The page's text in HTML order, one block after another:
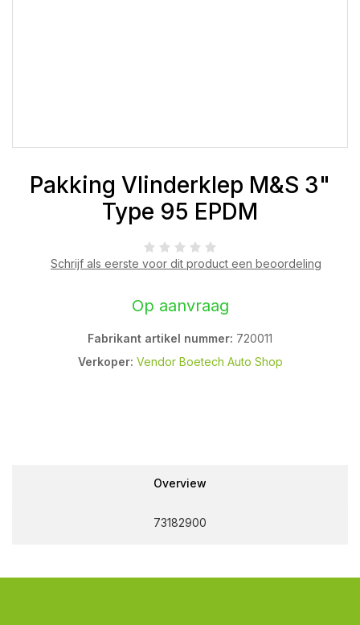
Pakking Vlinderklep M&S 3"
Type 95 EPDM
Schrijf als eerste voor dit product een beoordeling
Op aanvraag
Fabrikant artikel nummer: 720011
Verkoper: Vendor Boetech Auto Shop
Overview
73182900